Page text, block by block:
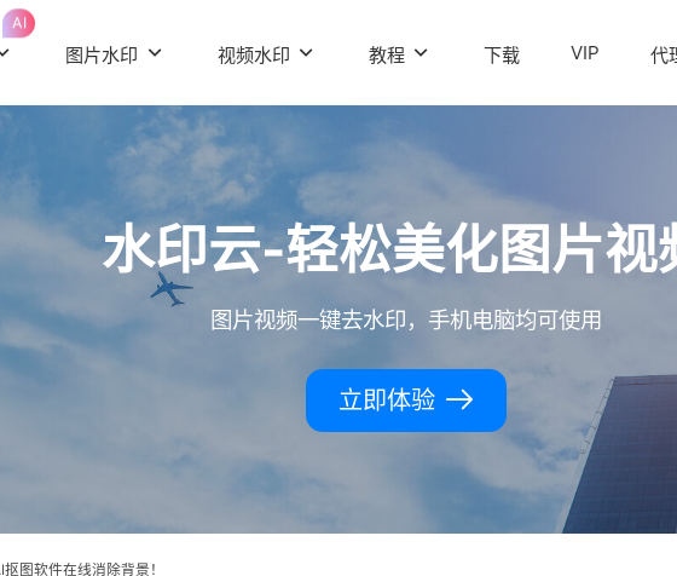
AI
图片水印 视频水印 教程 下载 VIP 代
水印云-轻松美化图片视
图片视频一键去水印，手机电脑均可使用
立即体验
图软件在线消除背景！